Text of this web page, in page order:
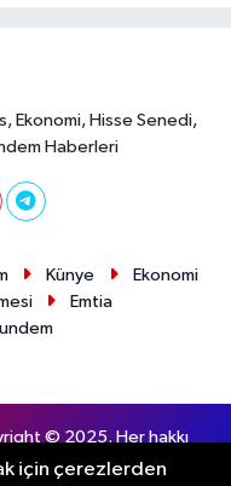
Ekonomi, Hisse Senedi,
Haberleri
Künye
Ekonomi
Emtia
© 2025. Her hakkı
için çerezlerden